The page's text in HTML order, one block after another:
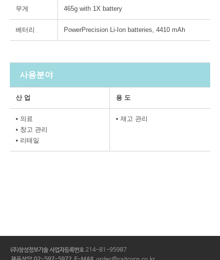
무게 465g with 1X battery
베터리 PowerPrecision Li-Ion batteries, 4410 mAh
사용분야
산 업 용 도
• 의료
• 창고 관리
• 리테일
• 재고 관리
(주)창성정보기술 사업자등록번호214-81-95987